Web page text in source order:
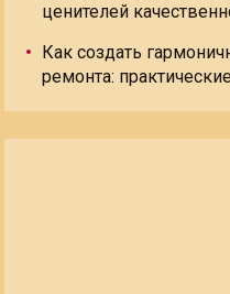
ценителей
Как создать
ремонта: